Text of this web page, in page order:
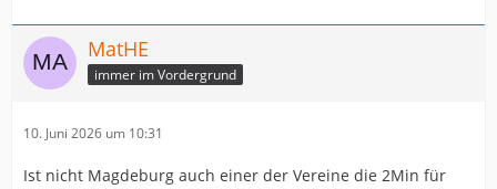
MatHE
immer im Vordergrund
10. Juni 2026 um 10:31
Ist nicht Magdeburg auch einer der Vereine die 2Min für